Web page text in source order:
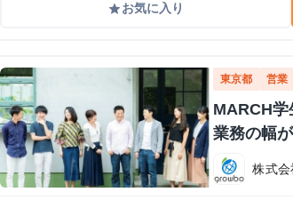
gradeお気に入り
東京都 営業
MARCH学
業務の幅
株式